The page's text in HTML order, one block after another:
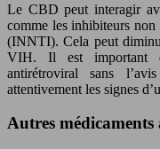
Le CBD peut interagir
comme les inhibiteurs non
(INNTI). Cela peut
VIH. Il est important
antirétroviral sans
attentivement les signes
Autres médicaments